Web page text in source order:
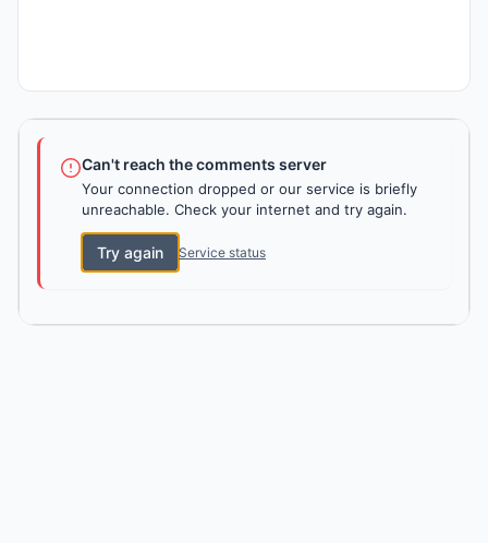
Can't reach the comments server
Your connection dropped or our service is briefly
unreachable. Check your internet and try again.
Try again Service status